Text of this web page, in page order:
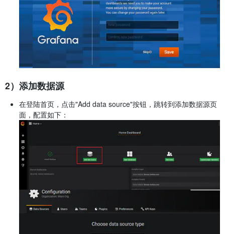
2）添加数据源
在登陆首页，点击"Add data source"按钮，跳转到添加数据源页
面，配置如下：